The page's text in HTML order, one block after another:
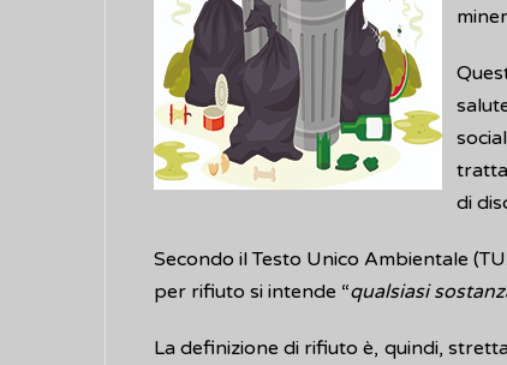
di
Secondo il Testo Unico Ambientale
per rifiuto si intende “qualsiasi
La definizione di rifiuto è, quindi,